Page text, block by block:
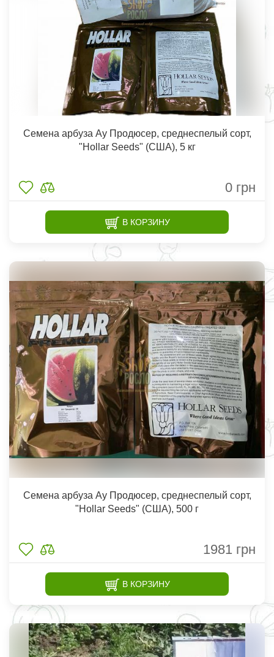
Семена арбуза Ау Продюсер, среднеспелый сорт,
"Hollar Seeds" (США), 5 кг
0 грн
В КОРЗИНУ
Семена арбуза Ау Продюсер, среднеспелый сорт,
"Hollar Seeds" (США), 500 г
1981 грн
В КОРЗИНУ